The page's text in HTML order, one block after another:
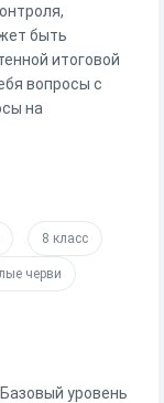
быть
итоговой
вопросы с
на
8 класс
черви
уровень